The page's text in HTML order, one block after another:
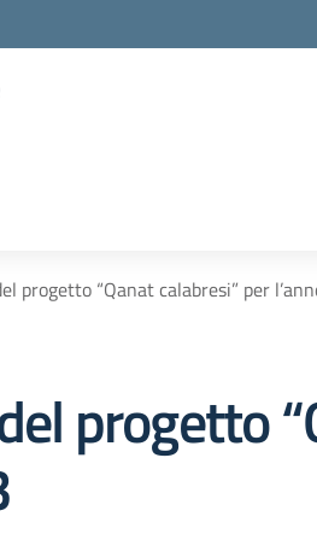
progetto “Qanat calabresi” per
progetto